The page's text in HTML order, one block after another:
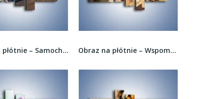
Obraz na płótnie – Samochody na ulicach Hawany... Obraz na płótnie – Wspomnienia z dawnych lat –...